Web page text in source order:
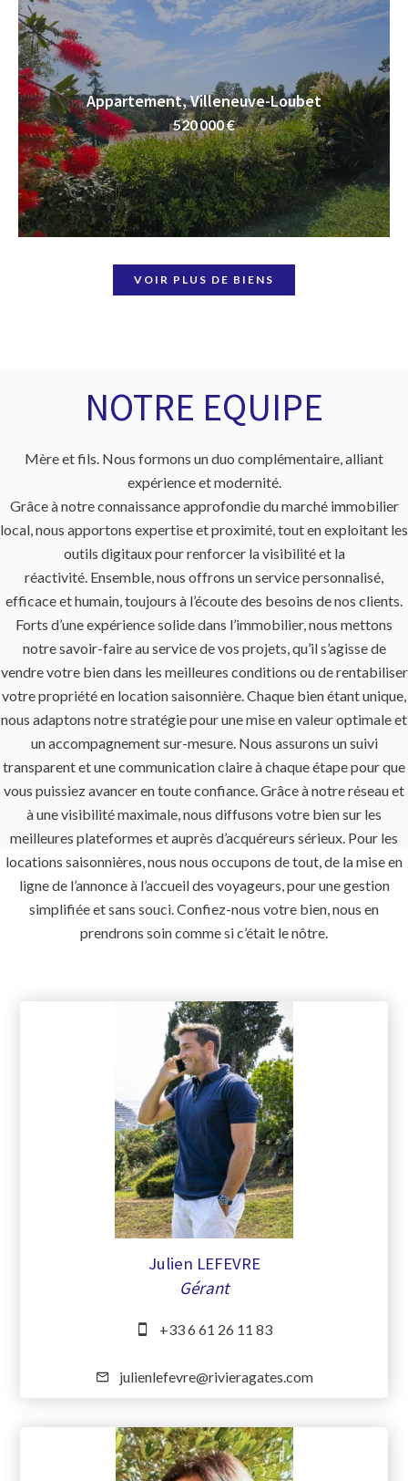
Appartement, Villeneuve-Loubet
520 000 €
VOIR PLUS DE BIENS
NOTRE EQUIPE
Mère et fils. Nous formons un duo complémentaire, alliant
expérience et modernité.
Grâce à notre connaissance approfondie du marché immobilier
local, nous apportons expertise et proximité, tout en exploitant les
outils digitaux pour renforcer la visibilité et la
réactivité. Ensemble, nous offrons un service personnalisé,
efficace et humain, toujours à l’écoute des besoins de nos clients.
Forts d’une expérience solide dans l’immobilier, nous mettons
notre savoir-faire au service de vos projets, qu’il s’agisse de
vendre votre bien dans les meilleures conditions ou de rentabiliser
votre propriété en location saisonnière. Chaque bien étant unique,
nous adaptons notre stratégie pour une mise en valeur optimale et
un accompagnement sur-mesure. Nous assurons un suivi
transparent et une communication claire à chaque étape pour que
vous puissiez avancer en toute confiance. Grâce à notre réseau et
à une visibilité maximale, nous diffusons votre bien sur les
meilleures plateformes et auprès d’acquéreurs sérieux. Pour les
locations saisonnières, nous nous occupons de tout, de la mise en
ligne de l’annonce à l’accueil des voyageurs, pour une gestion
simplifiée et sans souci. Confiez-nous votre bien, nous en
prendrons soin comme si c’était le nôtre.
Julien LEFEVRE
Gérant
+33 6 61 26 11 83
julienlefevre@rivieragates.com